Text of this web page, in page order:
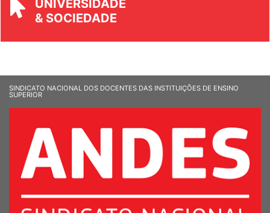
UNIVERSIDADE
& SOCIEDADE
SINDICATO NACIONAL DOS DOCENTES DAS INSTITUIÇÕES DE ENSINO
SUPERIOR